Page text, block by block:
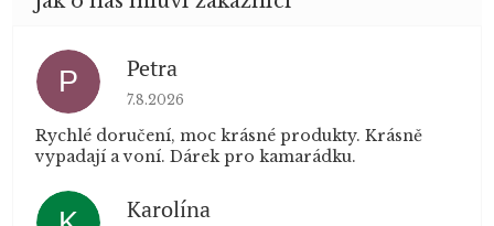
P Petra
Hodnocení obchodu je 5 z 5 hvězdiček.
7.8.2026
Rychlé doručení, moc krásné produkty. Krásně
vypadají a voní. Dárek pro kamarádku.
Karolína